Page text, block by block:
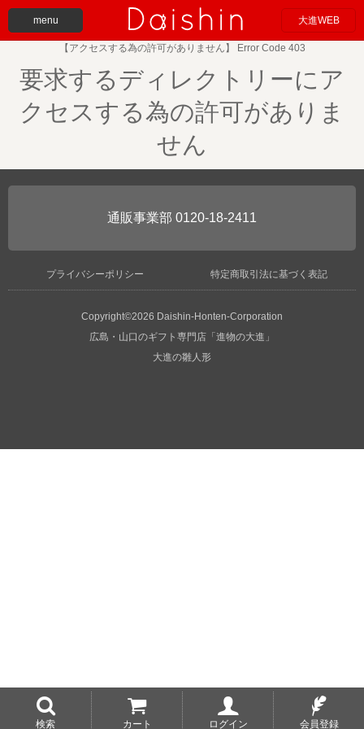
menu 大進WEB
検索 カート ログイン 会員登録
【アクセスする為の許可がありません】 Error Code 403
要求するディレクトリーにア
クセスする為の許可がありま
せん
0120-18-2411
プライバシーポリシー 特定商取引法に基づく表記
Copyright©2026 Daishin-Honten-Corporation
広島・山口のギフト専門店「進物の大進」
大進の雛人形